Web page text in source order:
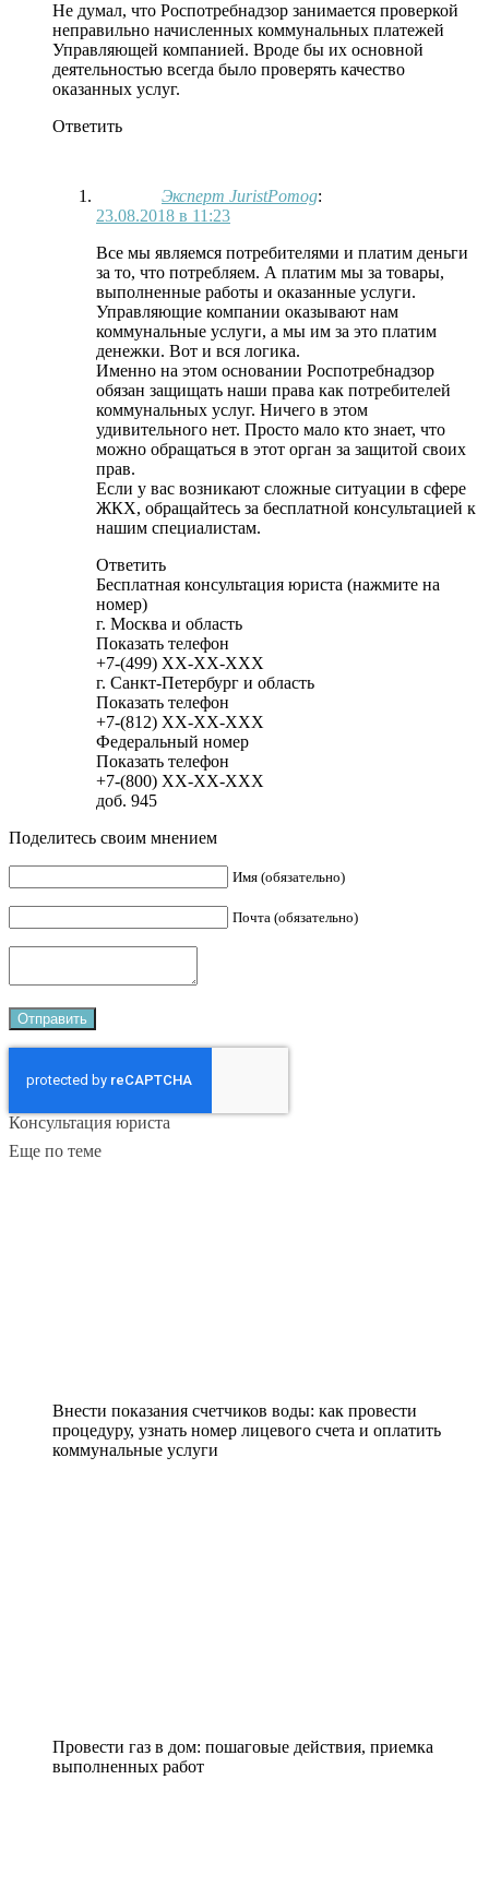
Не думал, что Роспотребнадзор занимается проверкой
неправильно начисленных коммунальных платежей
Управляющей компанией. Вроде бы их основной
деятельностью всегда было проверять качество
оказанных услуг.
Ответить
Эксперт JuristPomog:
23.08.2018 в 11:23
Все мы являемся потребителями и платим деньги
за то, что потребляем. А платим мы за товары,
выполненные работы и оказанные услуги.
Управляющие компании оказывают нам
коммунальные услуги, а мы им за это платим
денежки. Вот и вся логика.
Именно на этом основании Роспотребнадзор
обязан защищать наши права как потребителей
коммунальных услуг. Ничего в этом
удивительного нет. Просто мало кто знает, что
можно обращаться в этот орган за защитой своих
прав.
Если у вас возникают сложные ситуации в сфере
ЖКХ, обращайтесь за бесплатной консультацией к
нашим специалистам.
Ответить
Бесплатная консультация юриста (нажмите на
номер)
г. Москва и область
Показать телефон
+7-(499) XX-XX-XXX
г. Санкт-Петербург и область
Показать телефон
+7-(812) XX-XX-XXX
Федеральный номер
Показать телефон
+7-(800) XX-XX-XXX
доб. 945
Поделитесь своим мнением
Имя (обязательно)
Почта (обязательно)
Консультация юриста
Еще по теме
Внести показания счетчиков воды: как провести
процедуру, узнать номер лицевого счета и оплатить
коммунальные услуги
Провести газ в дом: пошаговые действия, приемка
выполненных работ